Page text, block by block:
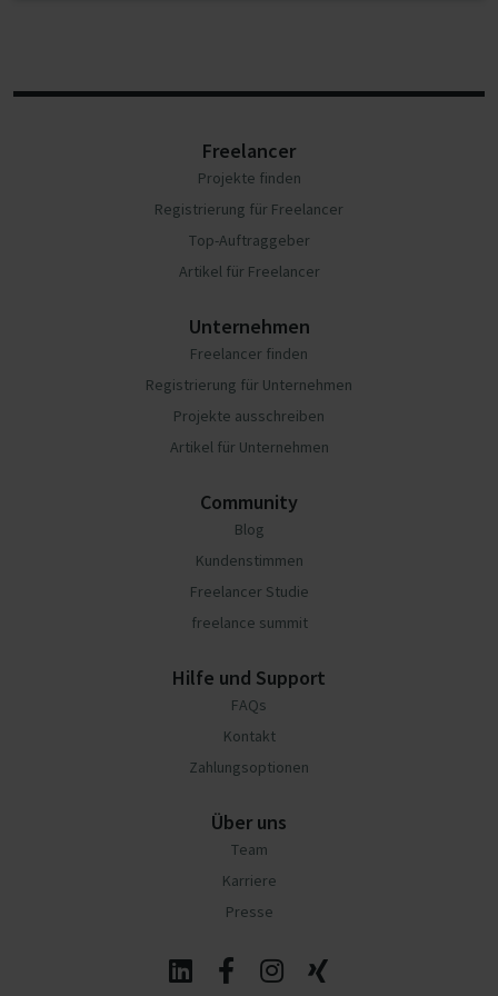
Freelancer
Projekte finden
Registrierung für Freelancer
Top-Auftraggeber
Artikel für Freelancer
Unternehmen
Freelancer finden
Registrierung für Unternehmen
Projekte ausschreiben
Artikel für Unternehmen
Community
Blog
Kundenstimmen
Freelancer Studie
freelance summit
Hilfe und Support
FAQs
Kontakt
Zahlungsoptionen
Über uns
Team
Karriere
Presse